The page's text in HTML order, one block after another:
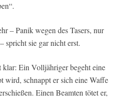
– Panik wegen des Tasers, nur
spricht sie gar nicht erst.
klar: Ein Volljähriger begeht eine
wird, schnappt er sich eine Waffe
Einen Beamten tötet er,